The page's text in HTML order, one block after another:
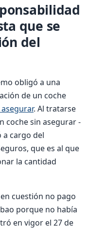
que se
del
obligó a una
de un coche
. Al tratarse
coche sin asegurar -
cargo del
que es al que
la cantidad
cuestión no pago
porque no había
en vigor el 27 de